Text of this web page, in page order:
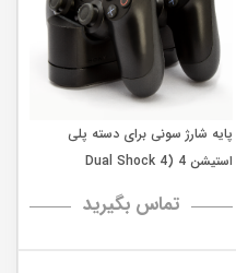
پایه شارژ سونی برای دسته پلی
استیشن 4 (Dual Shock 4
تماس بگیرید